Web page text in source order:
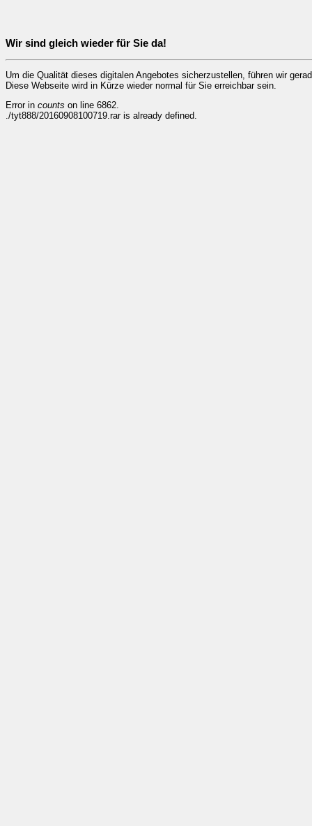
Wir sind gleich wieder für Sie da!
Um die Qualität dieses digitalen Angebotes sicherzustellen, führen wir
Diese Webseite wird in Kürze wieder normal für Sie erreichbar sein.
Error in counts on line 6862.
./tyt888/20160908100719.rar is already defined.